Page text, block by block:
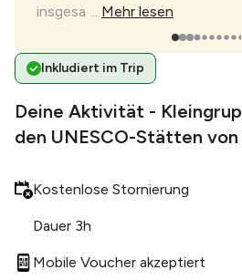
insgesa ... Mehr lesen
Inkludiert im Trip
Deine Aktivität -
den UNESCO-Stätten
Kostenlose Stornierung
Dauer 3h
Mobile Voucher akzeptiert